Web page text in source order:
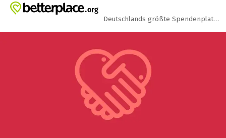
Zum Hauptinhalt springen
Erklärung zur Barrierefreiheit anzeigen
Deutschlands größte Spendenplattform